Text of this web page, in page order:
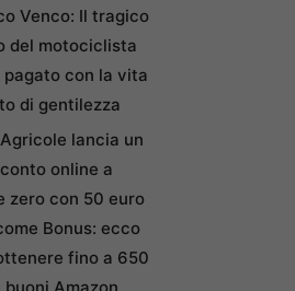
Venco: Il tragico
del motociclista
pagato con la vita
di gentilezza
lancia un
online a
zero con 50 euro
Bonus: ecco
fino a 650